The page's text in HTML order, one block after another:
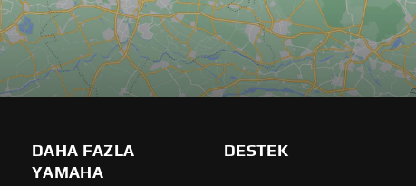
DAHA FAZLA
YAMAHA
DESTEK